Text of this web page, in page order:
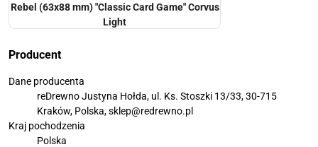
Rebel (63x88 mm) "Classic Card Game" Corvus
Light
Producent
Dane producenta
reDrewno Justyna Hołda, ul. Ks. Stoszki 13/33, 30-715
Kraków, Polska, sklep@redrewno.pl
Kraj pochodzenia
Polska